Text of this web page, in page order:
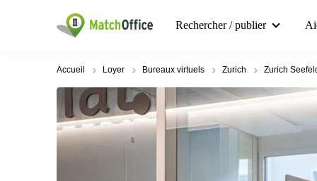
Rechercher / publier
Accueil Loyer Bureaux virtuels Zurich Zurich